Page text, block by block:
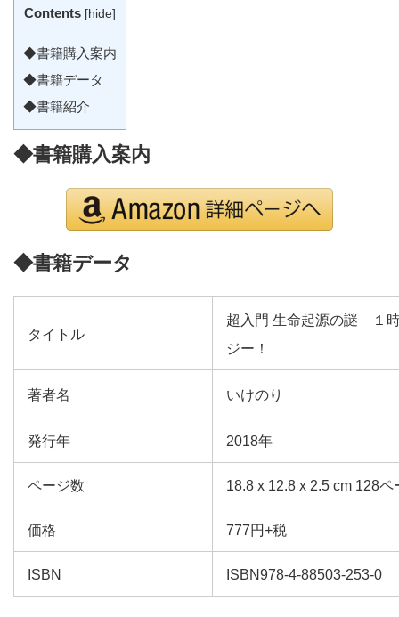
Contents [hide]
◆書籍購入案内
◆書籍データ
◆書籍紹介
◆書籍購入案内
◆書籍データ
タイトル
超入門 生命起源の謎 １
ジー！
著者名 いけのり
発行年 2018年
ページ数 18.8 x 12.8 x 2.5 cm 128ペ
価格 777円+税
ISBN ISBN978-4-88503-253-0